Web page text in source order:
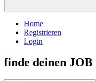
Home
Registrieren
Login
finde deinen JOB